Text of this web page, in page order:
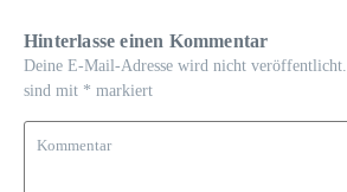
Hinterlasse einen Kommentar
Deine E-Mail-Adresse wird nicht veröffentlicht.
sind mit * markiert